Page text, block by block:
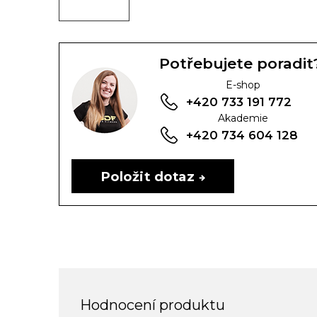
Potřebujete
E-shop
+420 733 191 772
Akademie
+420 734 604 128
Položit dotaz
Hodnocení produktu